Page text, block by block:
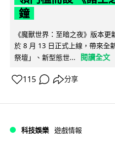
鐘
《魔獸世界：至暗之夜》版本
於 8 月 13 日正式上線，帶來全
祭壇」、新型態世...
閱讀全文
115 分享
科技娛樂 遊戲情報